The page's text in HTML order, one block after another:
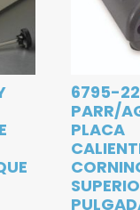
6795-
PARR/
PLACA